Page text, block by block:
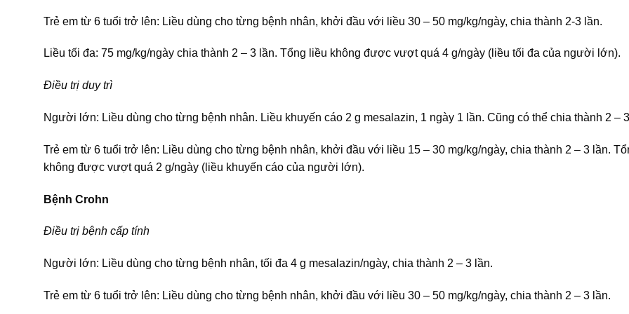
Trẻ em từ 6 tuổi trở lên: Liều dùng cho từng bệnh nhân, khởi đầu với liều 30 – 50 mg/kg/ngày, chia thành 2-3 lần.
Liều tối đa: 75 mg/kg/ngày chia thành 2 – 3 lần. Tổng liều không được vượt quá 4 g/ngày (liều tối đa của người lớn).
Điều trị duy trì
Người lớn: Liều dùng cho từng bệnh nhân. Liều khuyến cáo 2 g mesalazin, 1 ngày 1 lần. Cũng có thể chia thành 2 –
Trẻ em từ 6 tuổi trở lên: Liều dùng cho từng bệnh nhân, khởi đầu với liều 15 – 30 mg/kg/ngày, chia thành 2 – 3 lần.
không được vượt quá 2 g/ngày (liều khuyến cáo của người lớn).
Bệnh Crohn
Điều trị bệnh cấp tính
Người lớn: Liều dùng cho từng bệnh nhân, tối đa 4 g mesalazin/ngày, chia thành 2 – 3 lần.
Trẻ em từ 6 tuổi trở lên: Liều dùng cho từng bệnh nhân, khởi đầu với liều 30 – 50 mg/kg/ngày, chia thành 2 – 3 lần.